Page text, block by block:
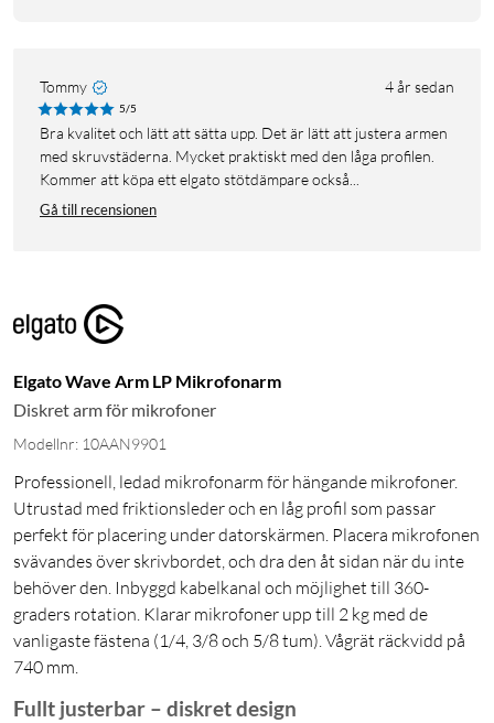
Tommy 4 år sedan
5/5
Bra kvalitet och lätt att sätta upp. Det är lätt att justera armen
med skruvstäderna. Mycket praktiskt med den låga profilen.
Kommer att köpa ett elgato stötdämpare också...
Gå till recensionen
Elgato Wave Arm LP Mikrofonarm
Diskret arm för mikrofoner
Modellnr: 10AAN9901
Professionell, ledad mikrofonarm för hängande mikrofoner.
Utrustad med friktionsleder och en låg profil som passar
perfekt för placering under datorskärmen. Placera mikrofonen
svävandes över skrivbordet, och dra den åt sidan när du inte
behöver den. Inbyggd kabelkanal och möjlighet till 360-
graders rotation. Klarar mikrofoner upp till 2 kg med de
vanligaste fästena (1/4, 3/8 och 5/8 tum). Vågrät räckvidd på
740 mm.
Fullt justerbar – diskret design